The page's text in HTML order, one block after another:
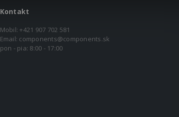
Kontakt
Mobil: +421 907 702 581
Email: components@components.sk
pon - pia: 8:00 - 17:00